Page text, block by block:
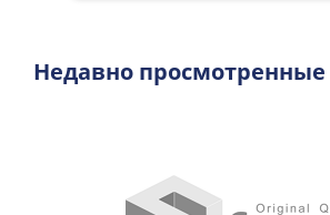
Недавно